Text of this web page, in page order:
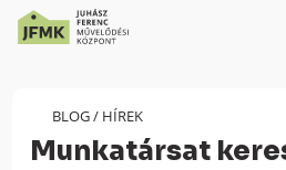
Content
navigációhoz
BLOG/ HÍREK
Munkatársat